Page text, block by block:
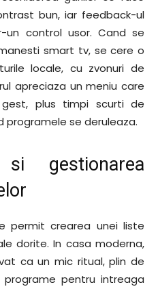
bun, iar feedback-ul
control usor. Cand se
smart tv, se cere o
locale, cu zvonuri de
apreciaza un meniu care
plus timpi scurti de
programele se deruleaza.
si gestionarea
permit crearea unei liste
dorite. In casa moderna,
ca un mic ritual, plin de
pentru intreaga